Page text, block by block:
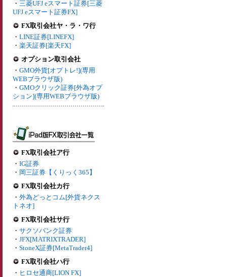
・ 三菱UFJ eスマート証券[三菱
UFJ eスマート証券FX]
FX取引会社ヤ・ラ・ワ行
・ LINE証券[LINEFX]
・ 楽天証券[楽天FX]
オプション取引会社
・ GMO外貨[オプトレ!](専用
WEBブラウザ版)
・ GMOクリック証券[外為オプ
ション](専用WEBブラウザ版)
FX取引会社ア行
・ IG証券
・ 岡三証券【くりっく365】
FX取引会社カ行
・ 外為どっとコム[外貨ネクス
トネオ]
FX取引会社サ行
・ サクソバンク証券
・ JFX[MATRIXTRADER]
・ StoneX証券[MetaTrader4]
FX取引会社ハ行
・ ヒロセ通商[LION FX]